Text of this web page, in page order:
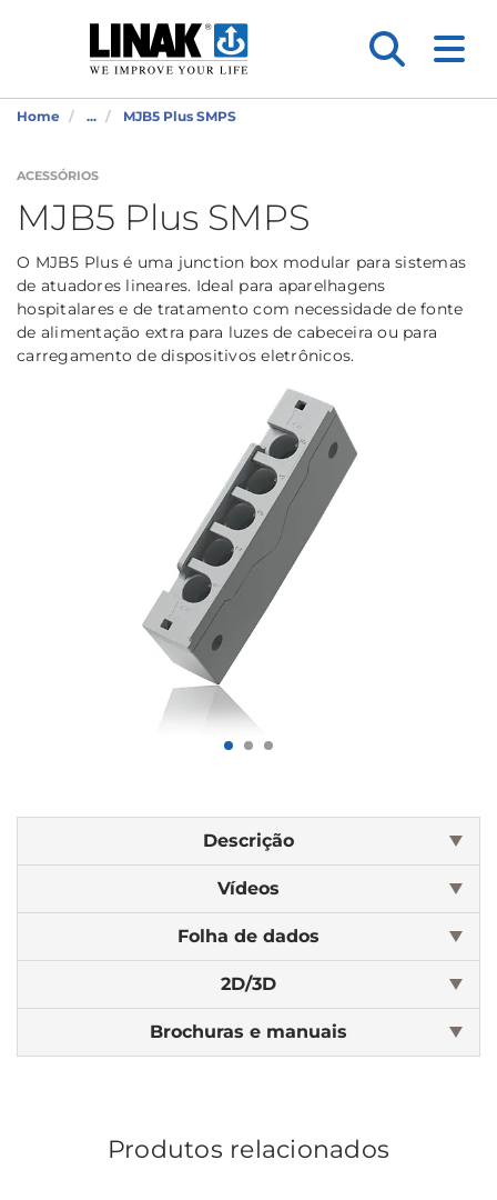
Home ... MJB5 Plus SMPS
ACESSÓRIOS
MJB5 Plus SMPS
O MJB5 Plus é uma junction box modular para sistemas
de atuadores lineares. Ideal para aparelhagens
hospitalares e de tratamento com necessidade de fonte
de alimentação extra para luzes de cabeceira ou para
carregamento de dispositivos eletrônicos.
Descrição
Vídeos
Folha de dados
2D/3D
Brochuras e manuais
Produtos relacionados